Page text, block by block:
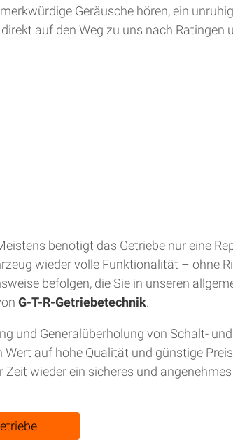
Geräusche hören, ein
auf den Weg zu uns nach Ratingen
benötigt das Getriebe nur eine
wieder volle Funktionalität – ohne
befolgen, die Sie in unseren
G-T-R-Getriebetechnik.
und Generalüberholung von Schalt- und
auf hohe Qualität und günstige
wieder ein sicheres und